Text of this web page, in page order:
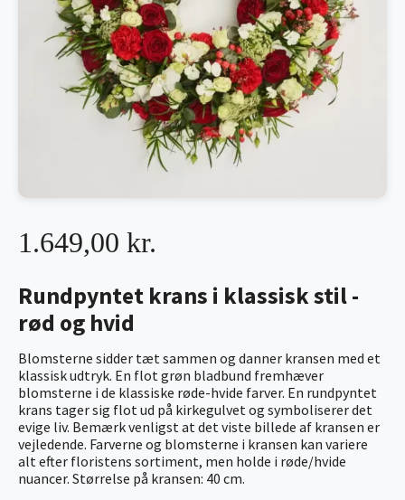
Rundpyntet krans i klassisk stil -
rød og hvid
Blomsterne sidder tæt sammen og danner kransen med et
klassisk udtryk. En flot grøn bladbund fremhæver
blomsterne i de klassiske røde-hvide farver. En rundpyntet
krans tager sig flot ud på kirkegulvet og symboliserer det
evige liv. Bemærk venligst at det viste billede af kransen er
vejledende. Farverne og blomsterne i kransen kan variere
alt efter floristens sortiment, men holde i røde/hvide
nuancer. Størrelse på kransen: 40 cm.
1.649,00 kr.